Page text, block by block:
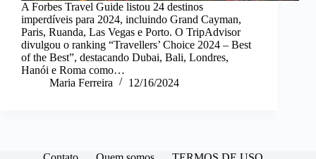
A Forbes Travel Guide listou 24 destinos
imperdíveis para 2024, incluindo Grand Cayman,
Paris, Ruanda, Las Vegas e Porto. O TripAdvisor
divulgou o ranking “Travellers’ Choice 2024 – Best
of the Best”, destacando Dubai, Bali, Londres,
Hanói e Roma como…
Maria Ferreira
12/16/2024